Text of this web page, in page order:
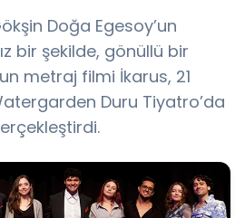
Doğa Egesoy’un
bir şekilde, gönüllü bir
metraj filmi İkarus, 21
Duru Tiyatro’da